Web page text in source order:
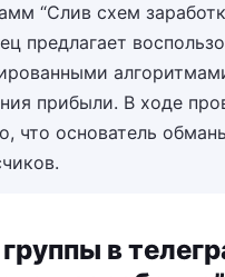
“Слив схем
предлагает
прибыли. В ходе
что основатель
в